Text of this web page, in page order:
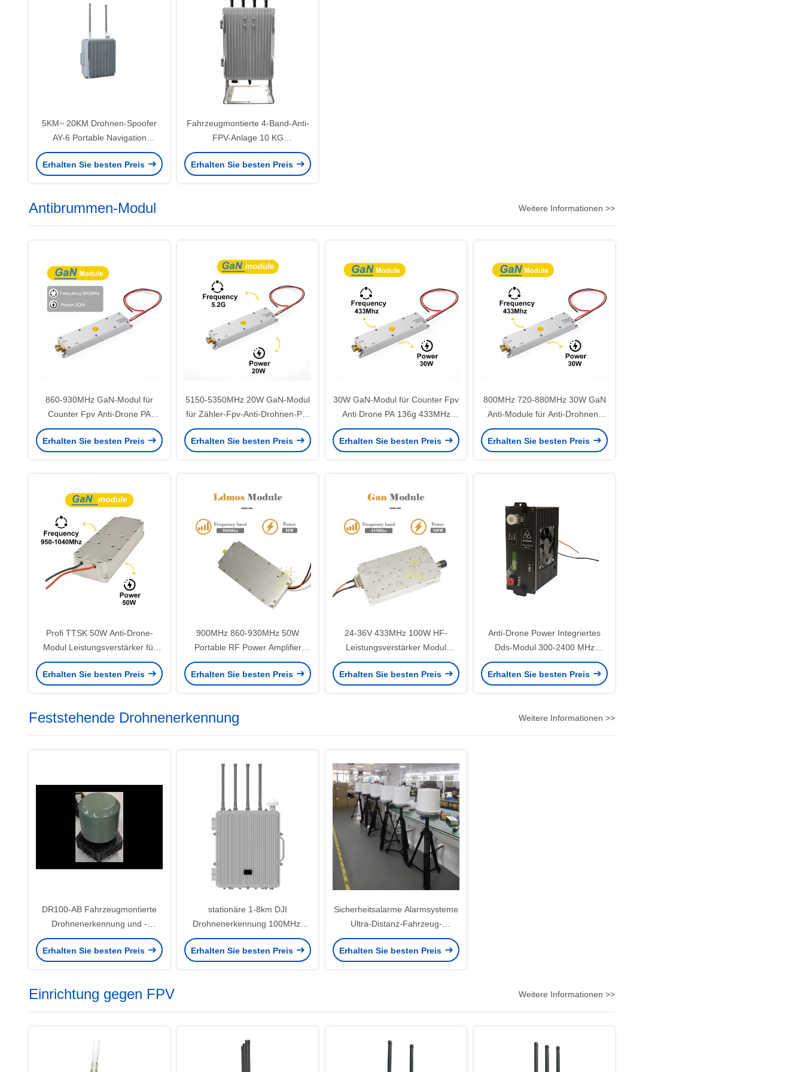
5KM~ 20KM Drohnen-Spoofer
AY-6 Portable Navigation
Deception Vollfrequenz GNSS
GPS GLONASS Galileo Anti-
Erhalten Sie besten Preis
Fahrzeugmontierte 4-Band-Anti-
FPV-Anlage 10 KG
330*235*160mm Größe
Erhalten Sie besten Preis
Antibrummen-Modul Weitere Informationen >>
860-930MHz GaN-Modul für
Counter Fpv Anti-Drone PA
benötigte Stromversorgung mehr
als 3,7A
Erhalten Sie besten Preis
5150-5350MHz 20W GaN-Modul
für Zähler-Fpv-Anti-Drohnen-PA-
Leistungsverstärkermodul
Erhalten Sie besten Preis
30W GaN-Modul für Counter Fpv
Anti Drone PA 136g 433MHz
428-438MHz 29,7*131*15,5mm
Erhalten Sie besten Preis
800MHz 720-880MHz 30W GaN
Anti-Module für Anti-Drohnen-
System
Erhalten Sie besten Preis
Profi TTSK 50W Anti-Drone-
Modul Leistungsverstärker für
950-1040MHz Frequenz
Erhalten Sie besten Preis
900MHz 860-930MHz 50W
Portable RF Power Amplifier
Module für Anti-UAV LDMOS
Modul Drohnen Störgerät
Erhalten Sie besten Preis
24-36V 433MHz 100W HF-
Leistungsverstärker Modul
Kommunikation für Anti-UAV
433MHz
Erhalten Sie besten Preis
Anti-Drone Power Integriertes
Dds-Modul 300-2400 MHz
Geräuschquelle Signalmodul
Erhalten Sie besten Preis
Feststehende Drohnenerkennung Weitere Informationen >>
DR100-AB Fahrzeugmontierte
Drohnenerkennung und -
verteidigung
Erhalten Sie besten Preis
stationäre 1-8km DJI
Drohnenerkennung 100MHz-
6GHz 360° Luftraum Abdeckung
UAV Sicherheit und Schutz
Erhalten Sie besten Preis
Sicherheitsalarme Alarmsysteme
Ultra-Distanz-Fahrzeug-
montierte Drohnen Detektor-
System 7-15KM Detektion Anti-
Erhalten Sie besten Preis
Einrichtung gegen FPV Weitere Informationen >>